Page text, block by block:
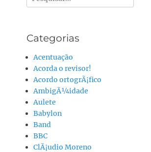
por:
Categorias
Acentuação
Acorda o revisor!
Acordo ortogrÃ¡fico
AmbigÃ¼idade
Aulete
Babylon
Band
BBC
ClÃ¡udio Moreno